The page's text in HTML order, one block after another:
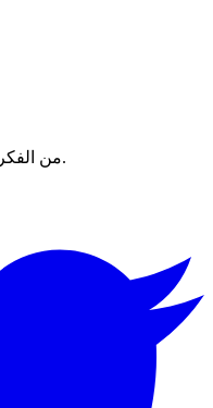
من الفكرة إلى المنتج النهائي في دقائق معدودة.